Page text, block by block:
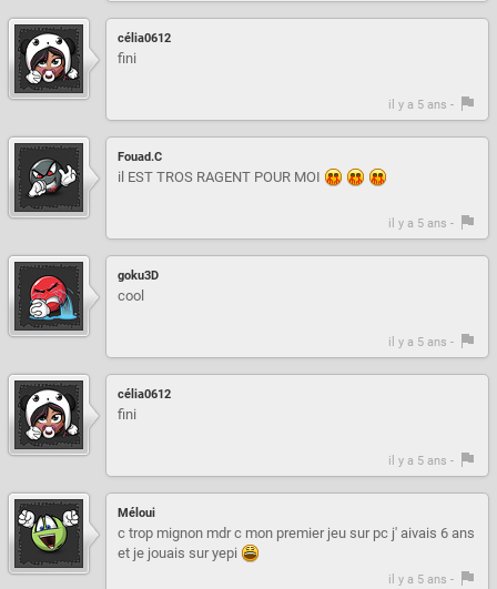
célia0612
fini
il y a 5 ans -
Fouad.C
il EST TROS RAGENT POUR MOI
il y a 5 ans -
goku3D
cool
il y a 5 ans -
célia0612
fini
il y a 5 ans -
Méloui
c trop mignon mdr c mon premier jeu sur pc j' aivais 6 ans
et je jouais sur yepi
il y a 5 ans -